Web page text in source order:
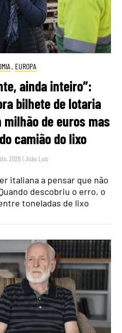
, EUROPA
ainda inteiro”:
bilhete de lotaria
de euros mas
camião do lixo
2026 |João Luís
italiana a pensar que não
descobriu o erro, o
toneladas de lixo